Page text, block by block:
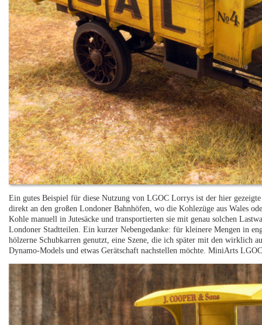
Ein gutes Beispiel für diese Nutzung von LGOC Lorrys ist der hier
direkt an den großen Londoner Bahnhöfen, wo die Kohlezüge aus Wales
Kohle manuell in Jutesäcke und transportierten sie mit genau solchen
Londoner Stadtteilen. Ein kurzer Nebengedanke: für kleinere Mengen in
hölzerne Schubkarren genutzt, eine Szene, die ich später mit den wirklich
Dynamo-Models und etwas Gerätschaft nachstellen möchte. MiniArts